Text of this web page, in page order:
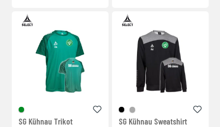
SG Kühnau Trikot SG Kühnau Sweatshirt